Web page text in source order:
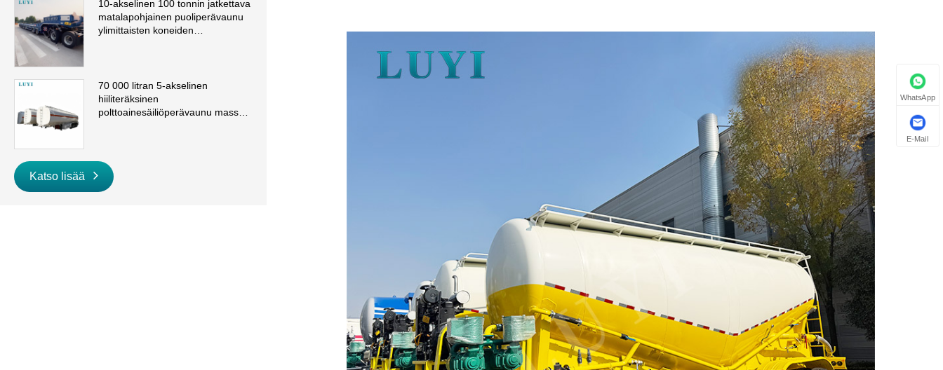
10-akselinen 100 tonnin jatkettava
matalapohjainen puoliperävaunu
ylimittaisten koneiden
70 000 litran 5-akselinen
hiiliteräksinen
polttoainesäiliöperävaunu massa-
Katso lisää
WhatsApp
E-Mail